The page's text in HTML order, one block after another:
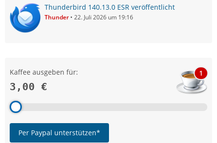
Thunderbird 140.13.0 ESR veröffentlicht
Thunder 22. Juli 2026 um 19:16
Kaffee ausgeben für:
3,00 €
1
Per Paypal unterstützen*